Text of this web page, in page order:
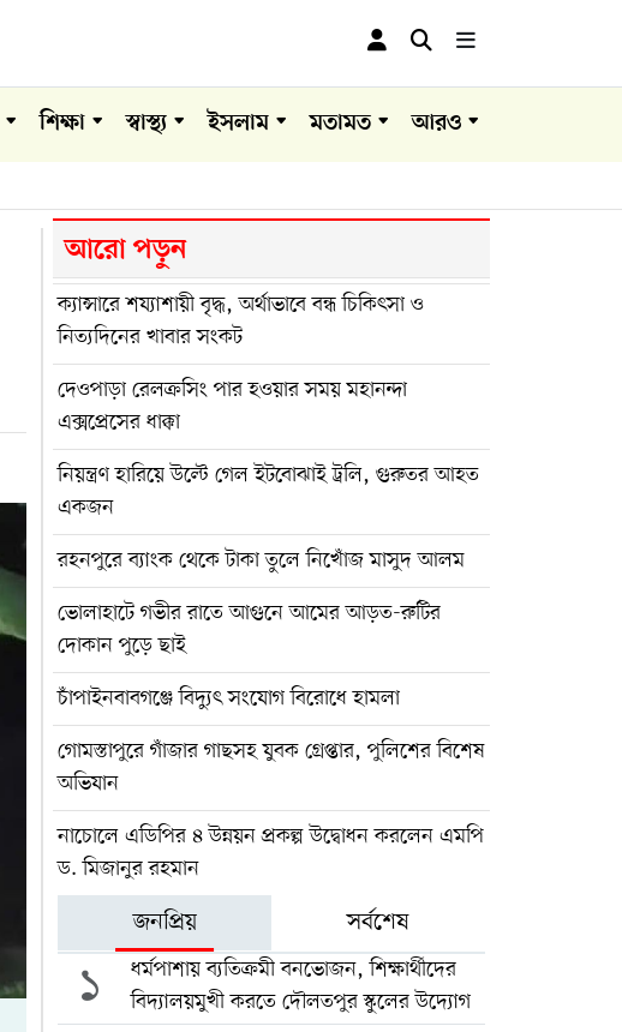
শিক্ষা স্বাস্থ্য ইসলাম মতামত আরও
আরো পড়ুন
ক্যান্সারে শয্যাশায়ী বৃদ্ধ, অর্থাভাবে বন্ধ চিকিৎসা ও
নিত্যদিনের খাবার সংকট
দেওপাড়া রেলক্রসিং পার হওয়ার সময় মহানন্দা
এক্সপ্রেসের ধাক্কা
নিয়ন্ত্রণ হারিয়ে উল্টে গেল ইটবোঝাই ট্রলি, গুরুতর আহত
একজন
রহনপুরে ব্যাংক থেকে টাকা তুলে নিখোঁজ মাসুদ আলম
ভোলাহাটে গভীর রাতে আগুনে আমের আড়ত-রুটির
দোকান পুড়ে ছাই
চাঁপাইনবাবগঞ্জে বিদ্যুৎ সংযোগ বিরোধে হামলা
গোমস্তাপুরে গাঁজার গাছসহ যুবক গ্রেপ্তার, পুলিশের বিশেষ
অভিযান
নাচোলে এডিপির ৪ উন্নয়ন প্রকল্প উদ্বোধন করলেন এমপি
ড. মিজানুর রহমান
জনপ্রিয় সর্বশেষ
১
ধর্মপাশায় ব্যতিক্রমী বনভোজন, শিক্ষার্থীদের
বিদ্যালয়মুখী করতে দৌলতপুর স্কুলের উদ্যোগ